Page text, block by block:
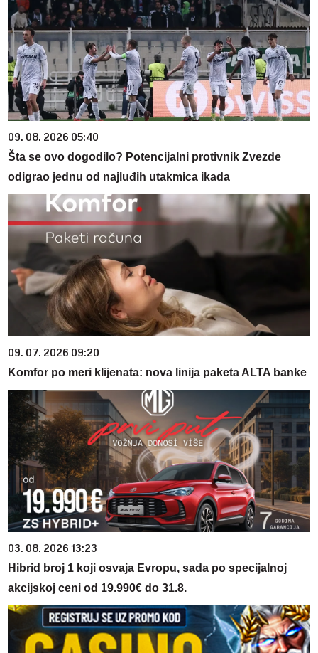
09. 08. 2026 05:40
Šta se ovo dogodilo? Potencijalni protivnik Zvezde
odigrao jednu od najluđih utakmica ikada
09. 07. 2026 09:20
Komfor po meri klijenata: nova linija paketa ALTA banke
03. 08. 2026 13:23
Hibrid broj 1 koji osvaja Evropu, sada po specijalnoj
akcijskoj ceni od 19.990€ do 31.8.